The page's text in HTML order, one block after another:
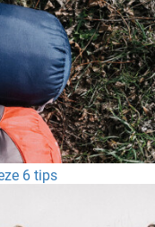
6 tips